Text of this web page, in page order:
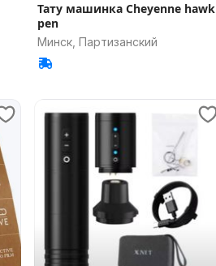
Тату машинка Cheyenne hawk
pen
Минск, Партизанский